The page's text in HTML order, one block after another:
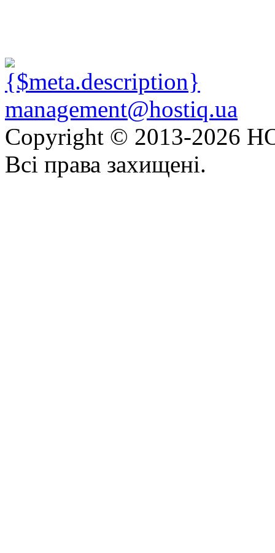
management@hostiq.ua
Copyright © 2013-2026
Всі права захищені.